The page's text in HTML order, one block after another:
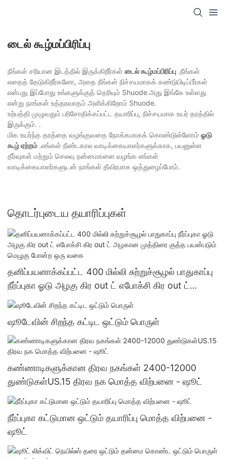
டைல் கூழ்மப்பிரிப்பு
நீங்கள் சரியான இடத்தில் இருக்கிறீர்கள் டைல் கூழ்மப்பிரிப்பு .நீங்கள்
எதைத் தேடுகிறீர்களோ, அதை நீங்கள் நிச்சயமாகக் கண்டுபிடிப்பீர்கள்
என்பது இப்போது உங்களுக்குத் தெரியும் Shuode.அது இங்கே உள்ளது
என்று நாங்கள் உத்தரவாதம் அளிக்கிறோம் Shuode.
உற்பத்தி முழுவதும் பரிசோதிக்கப்பட்ட தயாரிப்பு, நிச்சயமாக உயர் தரத்தில்
இருக்கும். .
மிக உயர்ந்த தரத்தை வழங்குவதை நோக்கமாகக் கொண்டுள்ளோம் ஓடு
கூழ் ஏற்றம் .எங்கள் நீண்டகால வாடிக்கையாளர்களுக்காக, பயனுள்ள
தீர்வுகள் மற்றும் செலவு நன்மைகளை வழங்க எங்கள்
வாடிக்கையாளர்களுடன் நாங்கள் தீவிரமாக ஒத்துழைப்போம்.
தொடர்புடைய தயாரிப்புகள்
தனிப்பயனாக்கப்பட்ட 400 மில்லி சுற்றுச்சூழல் பாதுகாப்பு
நீர்ப்புகா ஓடு அழகு கிர out ட் எபோக்சி கிர out ட்
அழகான முத்திரை குத்த பயன்படும் மெழுகு போன்ற ஒரு
வகை
ஷூடேவின் சிறந்த கட்டிட ஒட்டும் பொருள்
கண்ணாடிகளுக்கான திரவ நகங்கள் 2400-12000
துண்டுகள்US.15 திரவ நக மொத்த விற்பனை - ஷூட்
நீர்ப்புகா கட்டுமான ஒட்டும் தயாரிப்பு மொத்த விற்பனை -
ஷூட்